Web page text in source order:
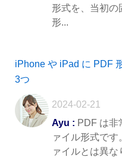
形式を、当初の
形...
iPhone や iPad に PDF
3つ
2024-02-21
Ayu : PDF は非
ァイル形式です
ァイルとは異な